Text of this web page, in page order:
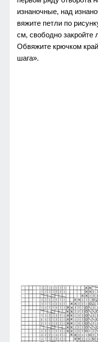
изнаночные, над
вяжите петли по
см, свободно закройте
Обвяжите крючком
шага».